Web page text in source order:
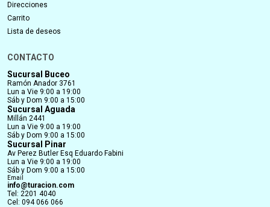
Direcciones
Carrito
Lista de deseos
CONTACTO
Sucursal Buceo
Ramón Anador 3761
Lun a Vie 9:00 a 19:00
Sáb y Dom 9:00 a 15:00
Sucursal Aguada
Millán 2441
Lun a Vie 9:00 a 19:00
Sáb y Dom 9:00 a 15:00
Sucursal Pinar
Av Perez Butler Esq Eduardo Fabini
Lun a Vie 9:00 a 19:00
Sáb y Dom 9:00 a 15:00
Email
info@turacion.com
Tel: 2201 4040
Cel: 094 066 066